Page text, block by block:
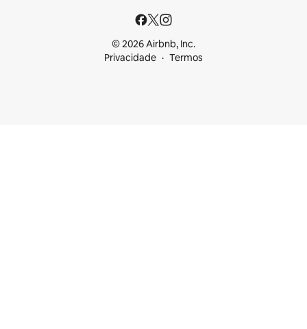
© 2026 Airbnb, Inc.
Privacidade
Termos